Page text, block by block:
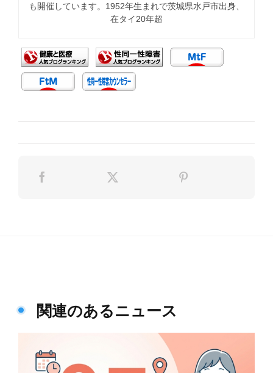
も開催しています。1952年生まれで茨城県水戸市出身、
在タイ20年超
関連のあるニュース